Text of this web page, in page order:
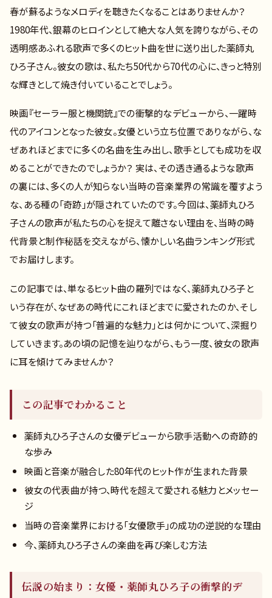
春が蘇るようなメロディを聴きたくなることはありませんか？
1980年代、銀幕のヒロインとして絶大な人気を誇りながら、その
透明感あふれる歌声で多くのヒット曲を世に送り出した薬師丸
ひろ子さん。彼女の歌は、私たち50代から70代の心に、きっと特別
な輝きとして焼き付いていることでしょう。
映画『セーラー服と機関銃』での衝撃的なデビューから、一躍時
代のアイコンとなった彼女。女優という立ち位置でありながら、な
ぜあれほどまでに多くの名曲を生み出し、歌手としても成功を収
めることができたのでしょうか？ 実は、その透き通るような歌声
の裏には、多くの人が知らない当時の音楽業界の常識を覆すよう
な、ある種の「奇跡」が隠されていたのです。今回は、薬師丸ひろ
子さんの歌声が私たちの心を捉えて離さない理由を、当時の時
代背景と制作秘話を交えながら、懐かしい名曲ランキング形式
でお届けします。
この記事では、単なるヒット曲の羅列ではなく、薬師丸ひろ子と
いう存在が、なぜあの時代にこれほどまでに愛されたのか、そし
て彼女の歌声が持つ「普遍的な魅力」とは何かについて、深掘り
していきます。あの頃の記憶を辿りながら、もう一度、彼女の歌声
に耳を傾けてみませんか？
この記事でわかること
薬師丸ひろ子さんの女優デビューから歌手活動への奇跡的
な歩み
映画と音楽が融合した80年代のヒット作が生まれた背景
彼女の代表曲が持つ、時代を超えて愛される魅力とメッセー
ジ
当時の音楽業界における「女優歌手」の成功の逆説的な理由
今、薬師丸ひろ子さんの楽曲を再び楽しむ方法
伝説の始まり：女優・薬師丸ひろ子の衝撃的デ